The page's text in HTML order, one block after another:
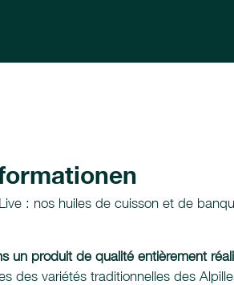
: nos huiles de cuisson et de
un produit de qualité entièrement
des variétés traditionnelles des